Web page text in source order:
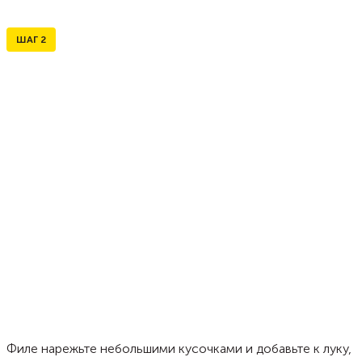
ШАГ 2
Филе нарежьте небольшими кусочками и добавьте к луку,